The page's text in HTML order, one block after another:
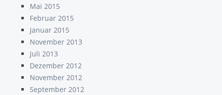
Mai 2015
Februar 2015
Januar 2015
November 2013
Juli 2013
Dezember 2012
November 2012
September 2012